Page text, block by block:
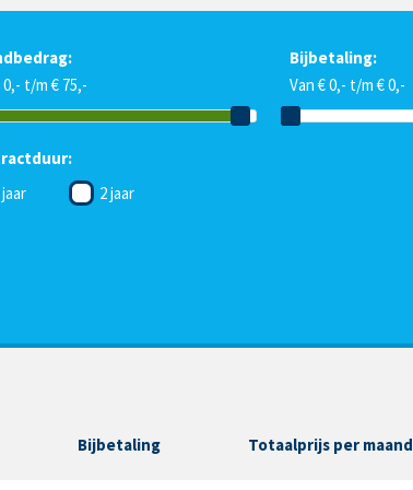
0,- t/m € 75,-
Bijbetaling:
Van € 0,- t/m € 0,-
jaar
2 jaar
Bijbetaling Totaalprijs per maand